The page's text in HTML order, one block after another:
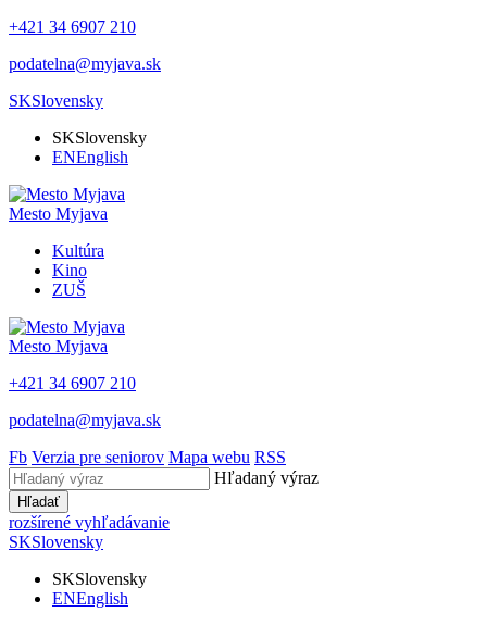
+421 34 6907 210
podatelna@myjava.sk
SKSlovensky
SKSlovensky
ENEnglish
Mesto Myjava
Kultúra
Kino
ZUŠ
Mesto Myjava
+421 34 6907 210
podatelna@myjava.sk
Fb Verzia pre seniorov Mapa webu RSS
Hľadaný výraz
Hľadať
rozšírené vyhľadávanie
SKSlovensky
SKSlovensky
ENEnglish